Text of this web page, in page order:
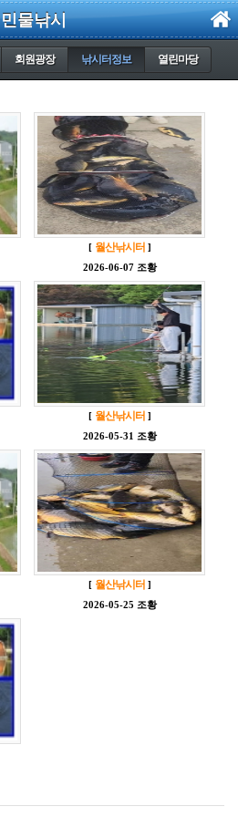
민물낚시
회원광장 낚시터정보 열린마당
[ 월산낚시터 ]
2026-06-07 조황
[ 월산낚시터 ]
2026-05-31 조황
[ 월산낚시터 ]
2026-05-25 조황